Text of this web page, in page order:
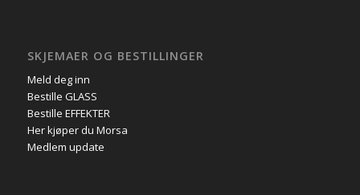
SKJEMAER OG BESTILLINGER
Meld deg inn
Bestille GLASS
Bestille EFFEKTER
Her kjøper du Morsa
Medlem update